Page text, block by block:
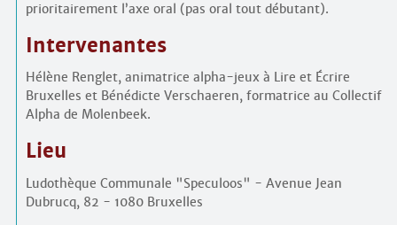
prioritairement l’axe oral (pas oral tout débutant).
Intervenantes
Hélène Renglet, animatrice alpha-jeux à Lire et Écrire
Bruxelles et Bénédicte Verschaeren, formatrice au Collectif
Alpha de Molenbeek.
Lieu
Ludothèque Communale "Speculoos" - Avenue Jean
Dubrucq, 82 - 1080 Bruxelles